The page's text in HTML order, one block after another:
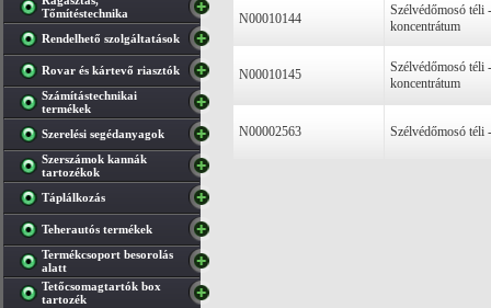
Tőmítéstechnika
Rendelhető szolgáltatások
Rovar és kártevő riasztók
Számítástechnikai
termékek
Szerelési segédanyagok
Szerszámok kannák
tartozékok
Táplálkozás
Teherautós termékek
Termékcsoport besorolás
alatt
Tetőcsomagtartók box
tartozék
N00010144
Szélvédőmosó téli
koncentrátum
N00010145
Szélvédőmosó téli
koncentrátum
N00002563 Szélvédőmosó